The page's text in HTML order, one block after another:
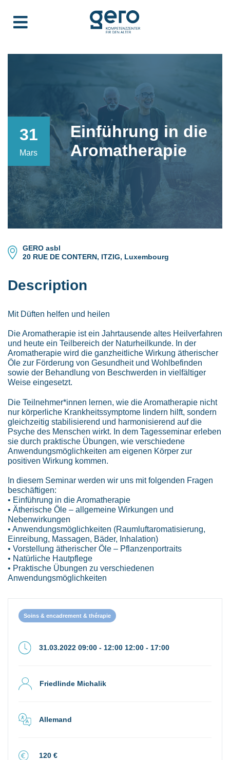
31
Mars
Einführung in die
Aromatherapie
GERO asbl
20 RUE DE CONTERN, ITZIG, Luxembourg
Description
Mit Düften helfen und heilen
Die Aromatherapie ist ein Jahrtausende altes Heilverfahren
und heute ein Teilbereich der Naturheilkunde. In der
Aromatherapie wird die ganzheitliche Wirkung ätherischer
Öle zur Förderung von Gesundheit und Wohlbefinden
sowie der Behandlung von Beschwerden in vielfältiger
Weise eingesetzt.
Die Teilnehmer*innen lernen, wie die Aromatherapie nicht
nur körperliche Krankheitssymptome lindern hilft, sondern
gleichzeitig stabilisierend und harmonisierend auf die
Psyche des Menschen wirkt. In dem Tagesseminar erleben
sie durch praktische Übungen, wie verschiedene
Anwendungsmöglichkeiten am eigenen Körper zur
positiven Wirkung kommen.
In diesem Seminar werden wir uns mit folgenden Fragen
beschäftigen:
• Einführung in die Aromatherapie
• Ätherische Öle – allgemeine Wirkungen und
Nebenwirkungen
• Anwendungsmöglichkeiten (Raumluftaromatisierung,
Einreibung, Massagen, Bäder, Inhalation)
• Vorstellung ätherischer Öle – Pflanzenportraits
• Natürliche Hautpflege
• Praktische Übungen zu verschiedenen
Anwendungsmöglichkeiten
Soins & encadrement & thérapie
31.03.2022 09:00 - 12:00 12:00 - 17:00
Friedlinde Michalik
Allemand
120 €